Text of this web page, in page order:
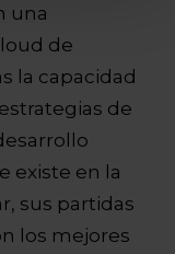
una
de
la capacidad
de
existe en la
sus partidas
los mejores